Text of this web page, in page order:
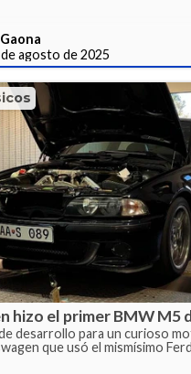
agosto de 2025
hizo el primer BMW M5
desarrollo para un curioso
que usó el mismísimo